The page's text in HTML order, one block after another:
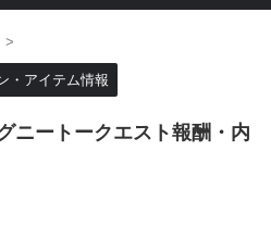
>
・アイテム情報
ニートークエスト報酬・内